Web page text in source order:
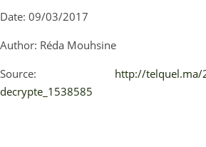
Date: 09/03/2017
Author: Réda Mouhsine
Source: http://
decrypte_1538585